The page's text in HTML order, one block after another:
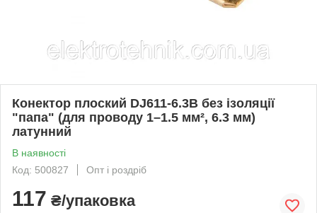
Конектор плоский DJ611-6.3B без ізоляції
"папа" (для проводу 1–1.5 мм², 6.3 мм)
латунний
В наявності
Код: 500827
Опт і роздріб
117 ₴/упаковка